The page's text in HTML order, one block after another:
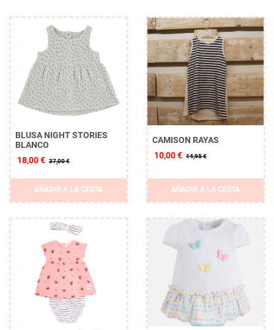
BLUSA NIGHT STORIES
BLANCO
18,00 € 37,00 €
AÑADIR A LA CESTA
CAMISON RAYAS
10,00 € 14,95 €
AÑADIR A LA CESTA